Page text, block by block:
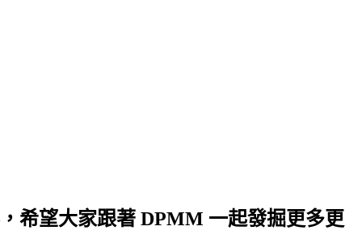
希望大家跟著 DPMM 一起發掘更多更